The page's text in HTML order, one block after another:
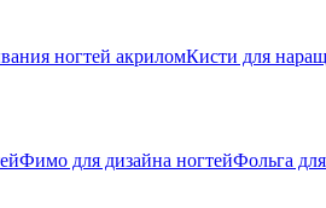
ногтей акриломКисти для
Фимо для дизайна ногтейФольга